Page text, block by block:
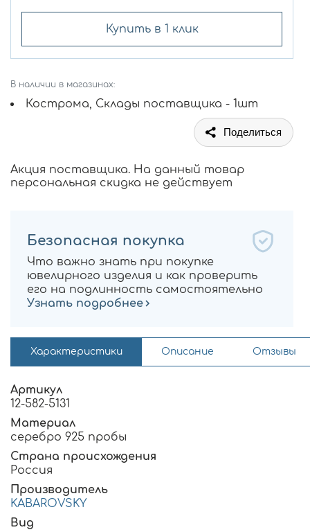
Купить в 1 клик
В наличии в магазинах:
Кострома, Склады поставщика - 1шт
Поделиться
Акция поставщика. На данный товар
персональная скидка не действует
Безопасная покупка
Что важно знать при покупке
ювелирного изделия и как проверить
его на подлинность самостоятельно
Узнать подробнее
Характеристики Описание Отзывы
Артикул
12-582-5131
Материал
серебро 925 пробы
Страна происхождения
Россия
Производитель
KABAROVSKY
Вид